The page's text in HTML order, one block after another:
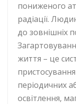
пониженого
радіації.
до зовнішніх
життя – це
періодичних
освітлення,